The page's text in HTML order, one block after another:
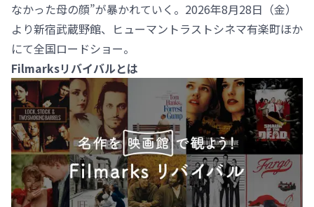
なかった母の顔”が暴かれていく。2026年8月28日（金）
より新宿武蔵野館、ヒューマントラストシネマ有楽町ほか
にて全国ロードショー。
Filmarksリバイバルとは